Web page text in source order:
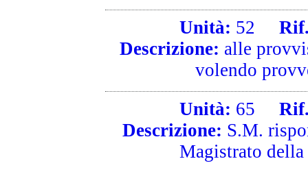
Unità: 52
Rif.
Descrizione: alle
volendo
Unità: 65
Rif.
Descrizione: S.M.
Magistrato